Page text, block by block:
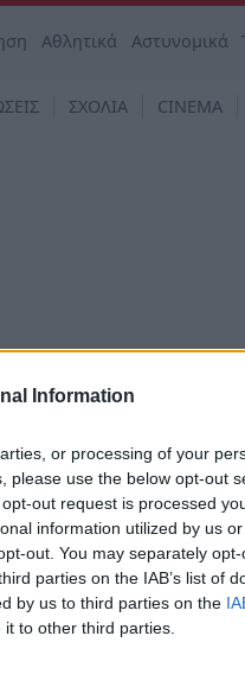
Information
or processing of your
please use the below opt-out
out request is processed
information utilized by us
out. You may separately
parties on the IAB’s list of
by us to third parties on the
to other third parties.
Αθλητικά Αστυνομικά
ΣΧΟΛΙΑ CINEMA
στην Τήλο για
(video)
Παιδείας